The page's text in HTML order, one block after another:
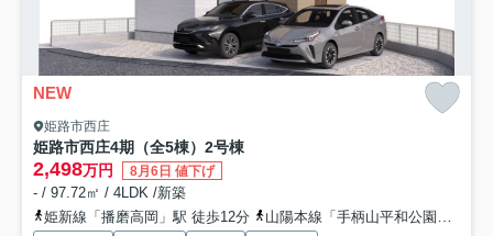
NEW
姫路市西庄
姫路市西庄4期（全5棟）2号棟
2,498万円 8月6日 値下げ
- / 97.72㎡ / 4LDK /新築
姫新線「播磨高岡」駅 徒歩12分
山陽本線「手柄山平和公園」駅 徒歩25分